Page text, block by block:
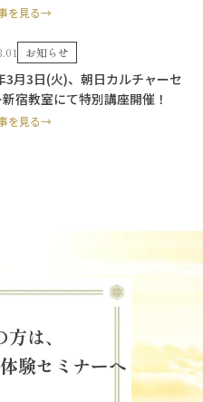
を見る→
お知らせ
3月3日(火)、朝日カルチャーセ
宿教室にて特別講座開催！
を見る→
は、
験セミナーへ